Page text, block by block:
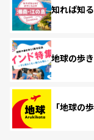
知れば知
地球の歩
「地球の